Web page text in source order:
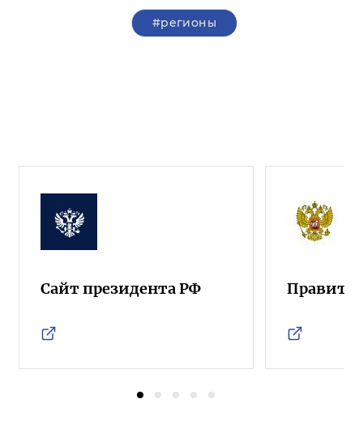
#регионы
Сайт президента РФ